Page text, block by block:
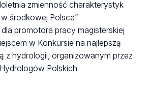
zmienność charakterystyk
środkowej Polsce”
promotora pracy magisterskiej
w Konkursie na najlepszą
z hydrologii, organizowanym przez
Polskich